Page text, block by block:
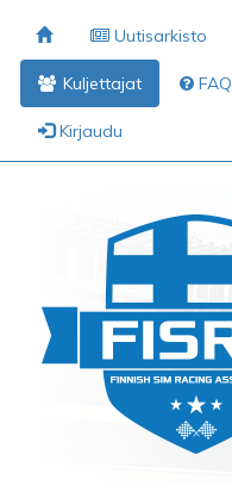
Uutisarkisto
Kuljettajat FAQ
Kirjaudu